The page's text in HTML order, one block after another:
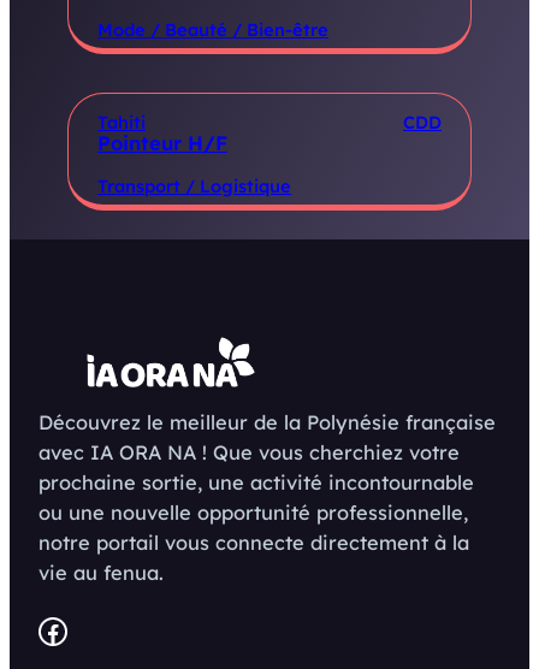
Mode / Beauté / Bien-être
Tahiti CDD
Pointeur H/F
Transport / Logistique
Découvrez le meilleur de la Polynésie française
avec IA ORA NA ! Que vous cherchiez votre
prochaine sortie, une activité incontournable
ou une nouvelle opportunité professionnelle,
notre portail vous connecte directement à la
vie au fenua.
Facebook